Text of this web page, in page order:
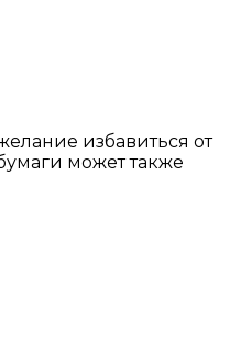
избавиться от
может также